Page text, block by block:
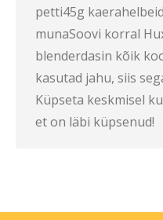
petti45g
munaSoovi korral
blenderdasin kõik
kasutad jahu, siis
Küpseta keskmisel
et on läbi küpsenud!